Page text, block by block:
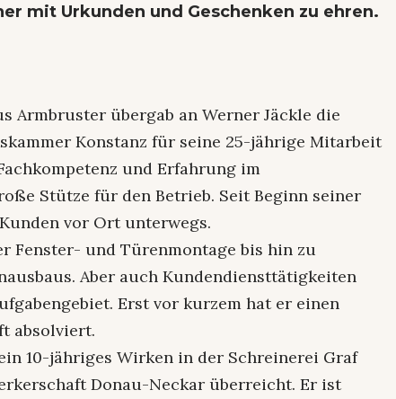
mit Urkunden und Geschenken zu ehren.
Armbruster übergab an Werner Jäckle die
Konstanz für seine 25-jährige Mitarbeit
und Erfahrung im
Stütze für den Betrieb. Seit Beginn seiner
vor Ort unterwegs.
Fenster- und Türenmontage bis hin zu
Aber auch Kundendiensttätigkeiten
Erst vor kurzem hat er einen
absolviert.
10-jähriges Wirken in der Schreinerei Graf
Donau-Neckar überreicht. Er ist